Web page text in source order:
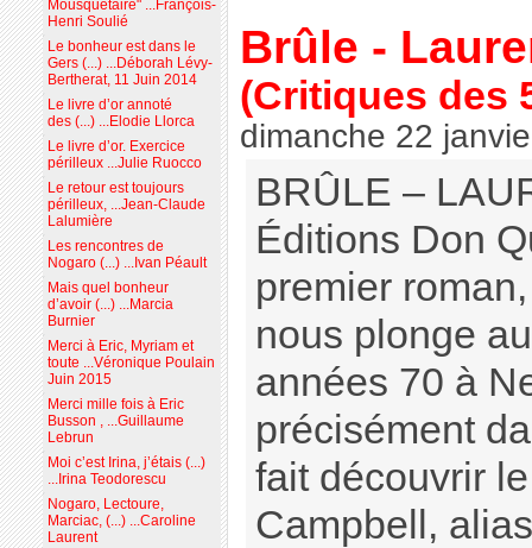
Brûle -
(Critiques des
dimanche 22
BRÛLE –
Éditions Don
premier
nous plonge
années 70 à
précisément
fait découvrir
Campbell,
Mousquetaire" ...François-
Henri Soulié
Le bonheur est dans le
Gers (...) ...Déborah Lévy-
Bertherat, 11 Juin 2014
Le livre d’or annoté
des (...) ...Elodie Llorca
Le livre d’or. Exercice
périlleux ...Julie Ruocco
Le retour est toujours
périlleux, ...Jean-Claude
Lalumière
Les rencontres de
Nogaro (...) ...Ivan Péault
Mais quel bonheur
d’avoir (...) ...Marcia
Burnier
Merci à Eric, Myriam et
toute ...Véronique Poulain
Juin 2015
Merci mille fois à Eric
Busson , ...Guillaume
Lebrun
Moi c’est Irina, j’étais (...)
...Irina Teodorescu
Nogaro, Lectoure,
Marciac, (...) ...Caroline
Laurent